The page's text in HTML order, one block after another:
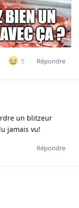
5 Répondre
un blitzeur
jamais vu!
Répondre